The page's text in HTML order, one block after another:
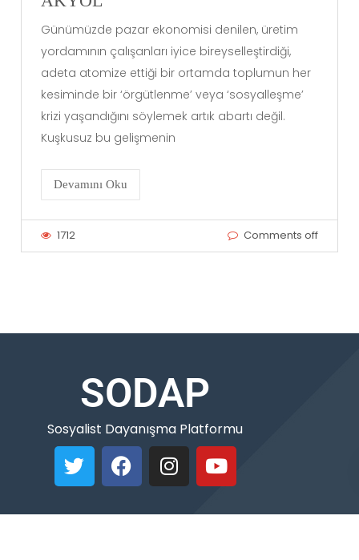
Günümüzde pazar ekonomisi denilen, üretim
yordamının çalışanları iyice bireyselleştirdiği,
adeta atomize ettiği bir ortamda toplumun her
kesiminde bir ‘örgütlenme’ veya ‘sosyalleşme’
krizi yaşandığını söylemek artık abartı değil.
Kuşkusuz bu gelişmenin
Devamını Oku
1712 Comments off
SODAP
Sosyalist Dayanışma Platformu